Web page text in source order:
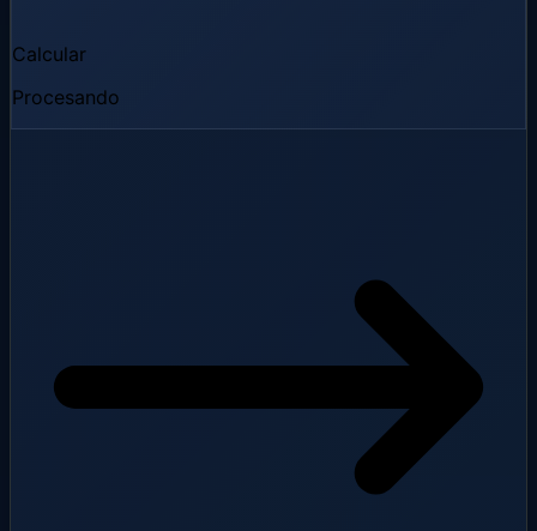
Calcular
Procesando